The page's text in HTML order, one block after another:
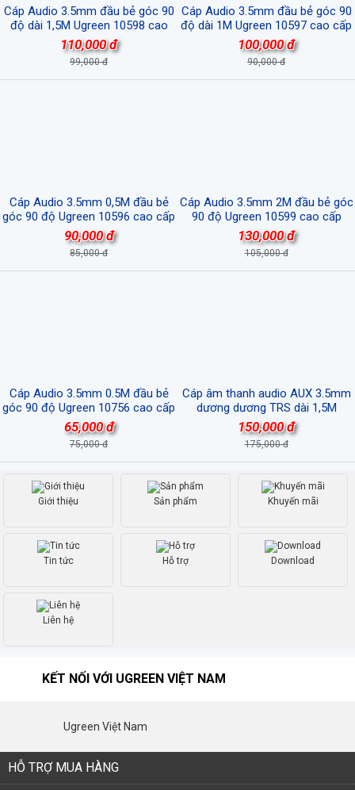
Cáp Audio 3.5mm đầu bẻ góc 90
độ dài 1,5M Ugreen 10598 cao
cấp
110,000 đ
99,000 đ
Cáp Audio 3.5mm đầu bẻ góc 90
độ dài 1M Ugreen 10597 cao cấp
100,000 đ
90,000 đ
Cáp Audio 3.5mm 0,5M đầu bẻ
góc 90 độ Ugreen 10596 cao cấp
90,000 đ
85,000 đ
Cáp Audio 3.5mm 2M đầu bẻ góc
90 độ Ugreen 10599 cao cấp
130,000 đ
105,000 đ
Cáp Audio 3.5mm 0.5M đầu bẻ
góc 90 độ Ugreen 10756 cao cấp
65,000 đ
75,000 đ
Cáp âm thanh audio AUX 3.5mm
dương dương TRS dài 1,5M
Ugreen 50356 cao cấp
150,000 đ
175,000 đ
Giới thiệu Sản phẩm Khuyến mãi
Tin tức Hỗ trợ Download
Liên hệ
KẾT NỐI VỚI UGREEN VIỆT NAM
Ugreen Việt Nam
HỖ TRỢ MUA HÀNG